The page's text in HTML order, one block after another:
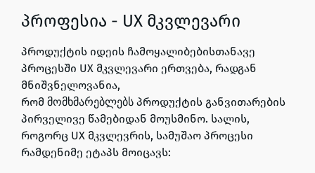
პროფესია - UX მკვლევარი
პროდუქტის იდეის ჩამოყალიბებისთანავე
პროცესში UX მკვლევარი ერთვება, რადგან
მნიშვნელოვანია,
რომ მომხმარებლებს პროდუქტის განვითარების
პირველივე წამებიდან მოუსმინო. სალის,
როგორც UX მკვლევრის, სამუშაო პროცესი
რამდენიმე ეტაპს მოიცავს: